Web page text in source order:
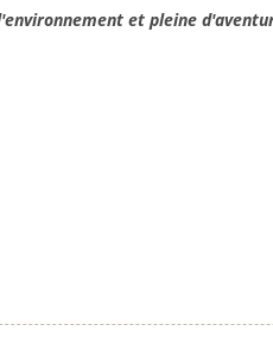
et pleine